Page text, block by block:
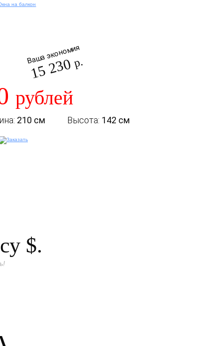
Ваша экономия
15 230р.
рублей
210 см Высота: 142 см
$.